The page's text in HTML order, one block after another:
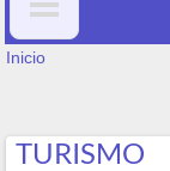
Inicio
TURISMO